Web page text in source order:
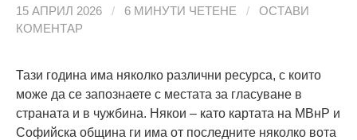
15 АПРИЛ 2026 / 6 МИНУТИ ЧЕТЕНЕ /
ОСТАВИ
КОМЕНТАР
Тази година има няколко различни ресурса, с които
може да се запознаете с местата за гласуване в
страната и в чужбина. Някои – като картата на МВнР и
Софийска община ги има от последните няколко вота